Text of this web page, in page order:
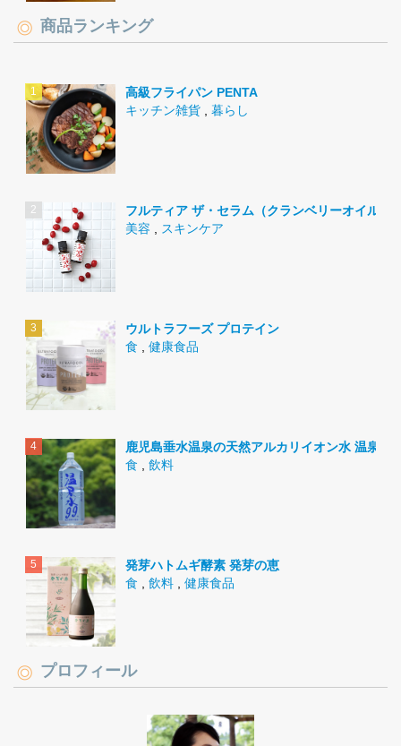
商品ランキング
高級フライパン PENTA
キッチン雑貨
暮らし
フルティア ザ・セラム（クランベリーオイル）
美容
スキンケア
ウルトラフーズ プロテイン
食
健康食品
鹿児島垂水温泉の天然アルカリイオン水 温泉水
食
飲料
発芽ハトムギ酵素 発芽の恵
食
飲料 健康食品
プロフィール